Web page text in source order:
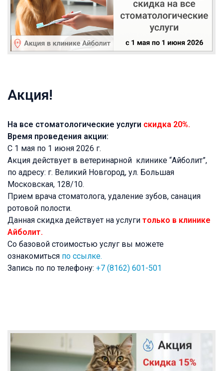
Акция!
На все стоматологические услуги скидка 20%.
Время проведения акции:
С 1 мая по 1 июня 2026 г.
Акция действует в ветеринарной клинике “Айболит”,
по адресу: г. Великий Новгород, ул. Большая
Московская, 128/10.
Прием врача стоматолога, удаление зубов, санация
ротовой полости.
Данная скидка действует на услуги только в клинике
Айболит.
Со базовой стоимостью услуг вы можете
ознакомиться по ссылке.
Запись по по телефону: +7 (8162) 601-501